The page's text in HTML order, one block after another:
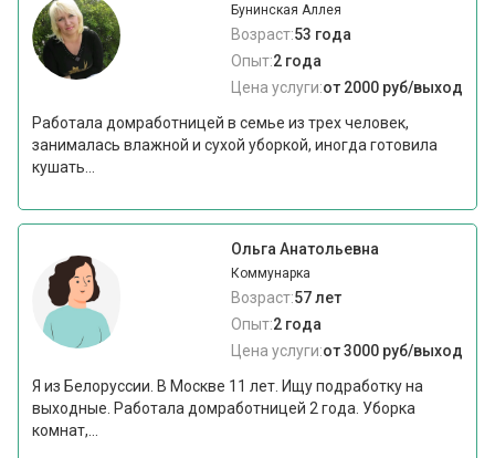
Бунинская Аллея
Возраст:53 года
Опыт:2 года
Цена услуги:от 2000 руб/выход
Работала домработницей в семье из трех человек,
занималась влажной и сухой уборкой, иногда готовила
кушать...
Ольга Анатольевна
Коммунарка
Возраст:57 лет
Опыт:2 года
Цена услуги:от 3000 руб/выход
Я из Белоруссии. В Москве 11 лет. Ищу подработку на
выходные. Работала домработницей 2 года. Уборка
комнат,...